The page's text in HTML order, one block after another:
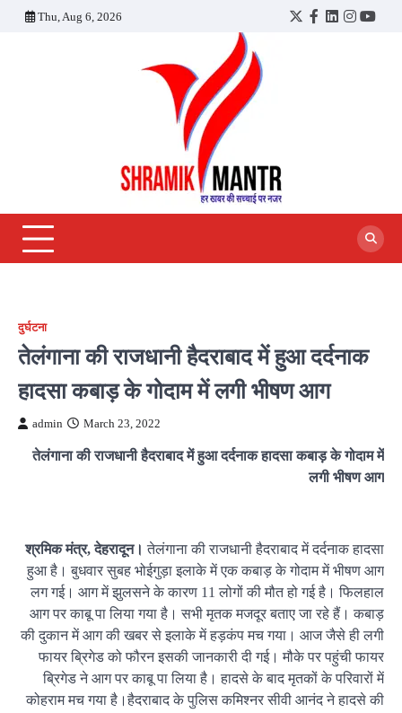
Thu, Aug 6, 2026
Twitter
Facebook
LinkedIn
दुर्घटना
तेलंगाना की राजधानी हैदराबाद में हुआ दर्दनाक
हादसा कबाड़ के गोदाम में लगी भीषण आग
admin March 23, 2022
तेलंगाना की राजधानी हैदराबाद में हुआ दर्दनाक हादसा कबाड़ के गोदाम में
लगी भीषण आग
श्रमिक मंत्र, देहरादून। तेलंगाना की राजधानी हैदराबाद में दर्दनाक हादसा
हुआ है। बुधवार सुबह भोईगुड़ा इलाके में एक कबाड़ के गोदाम में भीषण आग
लग गई। आग में झुलसने के कारण 11 लोगों की मौत हो गई है। फिलहाल
आग पर काबू पा लिया गया है। सभी मृतक मजदूर बताए जा रहे हैं। कबाड़
की दुकान में आग की खबर से इलाके में हड़कंप मच गया। आज जैसे ही लगी
फायर ब्रिगेड को फौरन इसकी जानकारी दी गई। मौके पर पहुंची फायर
ब्रिगेड ने आग पर काबू पा लिया है। हादसे के बाद मृतकों के परिवारों में
कोहराम मच गया है।हैदराबाद के पुलिस कमिश्नर सीवी आनंद ने हादसे की